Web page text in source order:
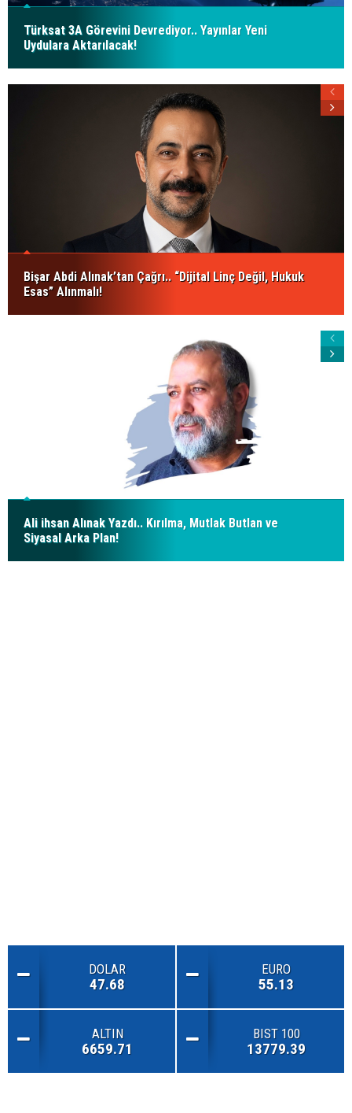
Türksat 3A Görevini Devrediyor.. Yayınlar Yeni
Uydulara Aktarılacak!
Bişar Abdi Alınak’tan Çağrı.. “Dijital Linç Değil, Hukuk
Esas” Alınmalı!
Ali ihsan Alınak Yazdı.. Kırılma, Mutlak Butlan ve
Siyasal Arka Plan!
DOLAR
47.68
EURO
55.13
ALTIN
6659.71
BIST 100
13779.39